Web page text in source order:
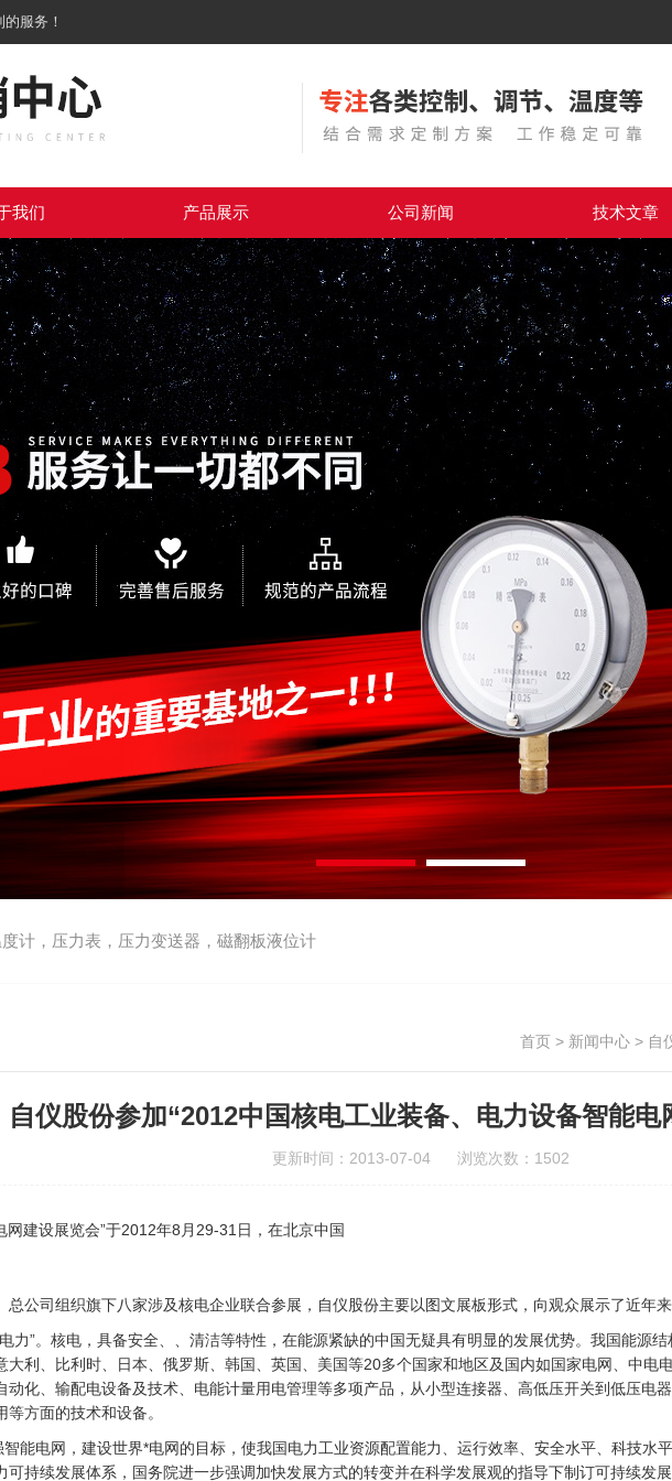
服务！
我们 产品展示 公司新闻 技术文章
计，压力表，压力变送器，磁翻板液位计
首页 > 新闻中心 > 自
自仪股份参加“2012中国核电工业装备、电力设备智能电
更新时间：2013-07-04 浏览次数：1502
建设展览会”于2012年8月29-31日，在北京中国
公司组织旗下八家涉及核电企业联合参展，自仪股份主要以图文展板形式，向观众展示了近年
”。核电，具备安全、、清洁等特性，在能源紧缺的中国无疑具有明显的发展优势。我国能源
大利、比利时、日本、俄罗斯、韩国、英国、美国等20多个国家和地区及国内如国家电网、中
化、输配电设备及技术、电能计量用电管理等多项产品，从小型连接器、高低压开关到低压电
方面的技术和设备。
电网，建设世界*电网的目标，使我国电力工业资源配置能力、运行效率、安全水平、科技水
持续发展体系，国务院进一步强调加快发展方式的转变并在科学发展观的指导下制订可持续发展